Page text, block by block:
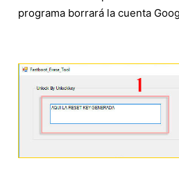
programa borrará la cuenta